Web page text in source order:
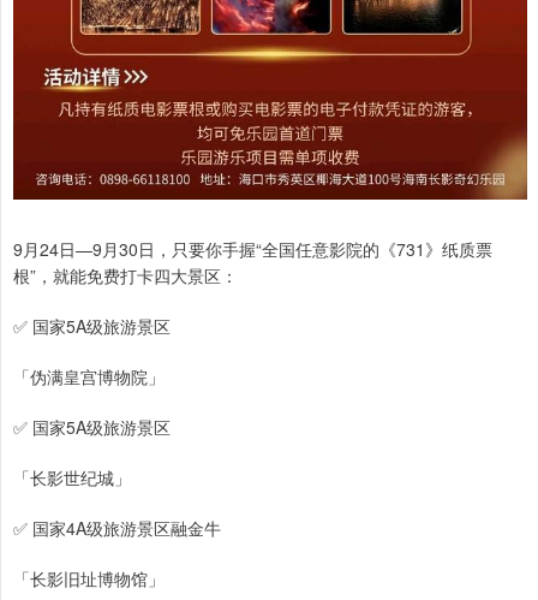
9月24日—9月30日，只要你手握“全国任意影院的《731》纸质票
根”，就能免费打卡四大景区：
✅ 国家5A级旅游景区
「伪满皇宫博物院」
✅ 国家5A级旅游景区
「长影世纪城」
✅ 国家4A级旅游景区融金牛
「长影旧址博物馆」